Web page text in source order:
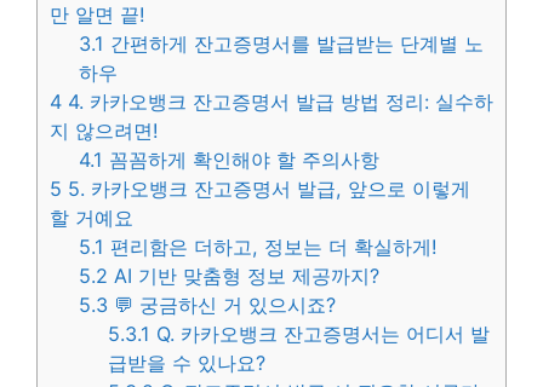
만 알면 끝!
3.1 간편하게 잔고증명서를 발급받는 단계별 노
하우
4 4. 카카오뱅크 잔고증명서 발급 방법 정리: 실수하
지 않으려면!
4.1 꼼꼼하게 확인해야 할 주의사항
5 5. 카카오뱅크 잔고증명서 발급, 앞으로 이렇게
할 거예요
5.1 편리함은 더하고, 정보는 더 확실하게!
5.2 AI 기반 맞춤형 정보 제공까지?
5.3 💬 궁금하신 거 있으시죠?
5.3.1 Q. 카카오뱅크 잔고증명서는 어디서 발
급받을 수 있나요?